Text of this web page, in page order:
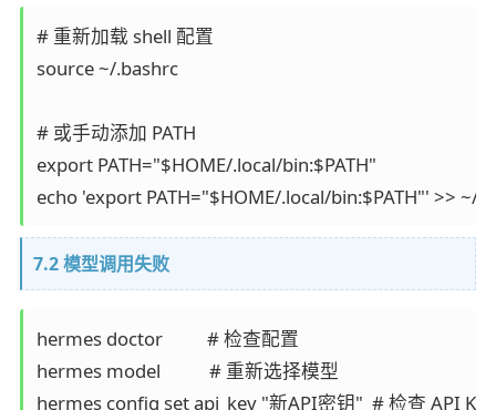
# 重新加载 shell 配置
source ~/.bashrc
# 或手动添加 PATH
export PATH="$HOME/.local/bin:$PATH"
7.2 模型调用失败
hermes doctor          # 检查配置
hermes model           # 重新选择模型